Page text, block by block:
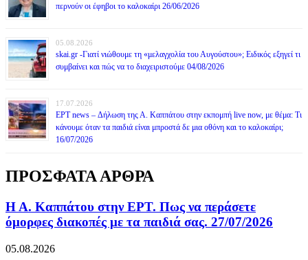
περνούν οι έφηβοι το καλοκαίρι 26/06/2026
05.08.2026
skai.gr -Γιατί νιώθουμε τη «μελαγχολία του Αυγούστου»; Ειδικός εξηγεί τι
συμβαίνει και πώς να το διαχειριστούμε 04/08/2026
17.07.2026
ΕΡΤ news – Δήλωση της Α. Καππάτου στην εκπομπή live now, με θέμα: Τι
κάνουμε όταν τα παιδιά είναι μπροστά δε μια οθόνη και το καλοκαίρι;
16/07/2026
ΠΡΟΣΦΑΤΑ ΑΡΘΡΑ
Η Α. Καππάτου στην ΕΡΤ. Πως να περάσετε
όμορφες διακοπές με τα παιδιά σας. 27/07/2026
05.08.2026